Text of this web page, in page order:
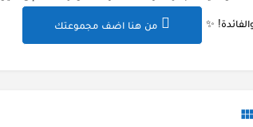
✨ من هنا اضف مجموعتك